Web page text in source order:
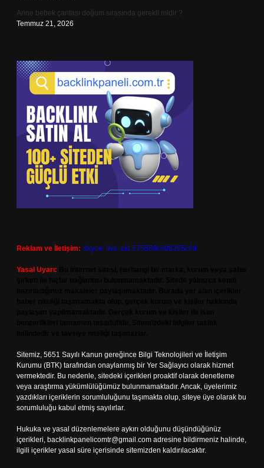
Anne bebek çantası doğum sırasında gerekli midir ?
Temmuz 21, 2026
Reklam ve İletişim: Skype: live:.cid.575569c608265c69
Yasal Uyarı:
Sitemiz, 5651 Sayılı Kanun gereğince Bilgi Teknolojileri ve İletişim
Kurumu (BTK) tarafından onaylanmış bir Yer Sağlayıcı olarak hizmet
vermektedir. Bu nedenle, sitedeki içerikleri proaktif olarak denetleme
veya araştırma yükümlülüğümüz bulunmamaktadır. Ancak, üyelerimiz
yazdıkları içeriklerin sorumluluğunu taşımakta olup, siteye üye olarak bu
sorumluluğu kabul etmiş sayılırlar.
Hukuka ve yasal düzenlemelere aykırı olduğunu düşündüğünüz
içerikleri, backlinkpanelicomtr@gmail.com adresine bildirmeniz halinde,
ilgili içerikler yasal süre içerisinde sitemizden kaldırılacaktır.